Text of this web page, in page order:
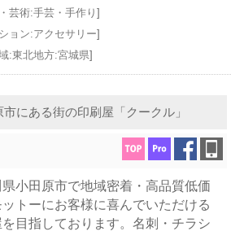
芸術:手芸・手作り ]
ョン:アクセサリー]
:東北地方:宮城県]
市にある街の印刷屋「クークル」
小田原市で地域密着・高品質低価
トーにお客様に喜んでいただける
を目指しております。名刺・チラシ